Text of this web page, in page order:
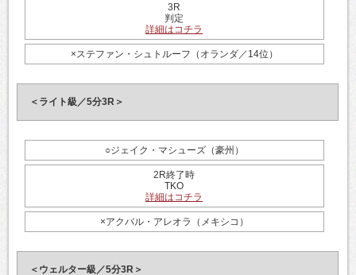
3R
判定
詳細はコチラ
×ステファン・シュトルーフ（オランダ／14位）
＜ライト級／5分3R＞
○ジェイク・マシューズ（豪州）
2R終了時
TKO
詳細はコチラ
×アクバル・アレオラ（メキシコ）
＜ウェルター級／5分3R＞